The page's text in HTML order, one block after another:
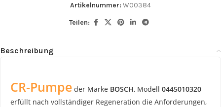
Artikelnummer: W00384
Teilen:
Beschreibung
CR-Pumpe der Marke BOSCH, Modell 0445010320
erfüllt nach vollständiger Regeneration die Anforderungen,